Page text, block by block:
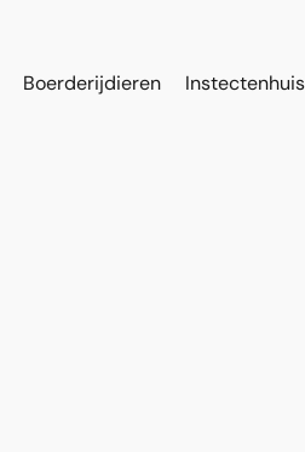
Boerderijdieren Instectenhuis